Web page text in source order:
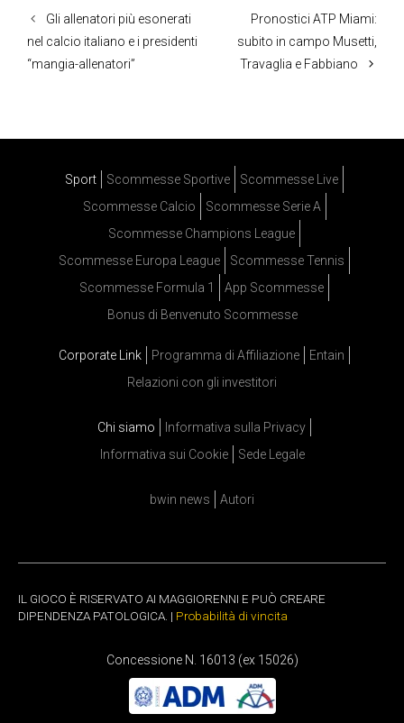
Gli allenatori più esonerati
nel calcio italiano e i presidenti
“mangia-allenatori”
Pronostici ATP Miami:
subito in campo Musetti,
Travaglia e Fabbiano
Sport Scommesse Sportive
Scommesse Live
Scommesse Calcio
Scommesse Serie A
Scommesse Champions League
Scommesse Europa League
Scommesse Tennis
Scommesse Formula 1
App Scommesse
Bonus di Benvenuto Scommesse
Corporate Link Programma di Affiliazione
Entain
Relazioni con gli investitori
Chi siamo
Informativa sulla Privacy
Informativa sui Cookie
Sede Legale
bwin news Autori
IL GIOCO È RISERVATO AI MAGGIORENNI E PUÒ CREARE
DIPENDENZA PATOLOGICA. | Probabilità di vincita
Concessione N. 16013 (ex 15026)